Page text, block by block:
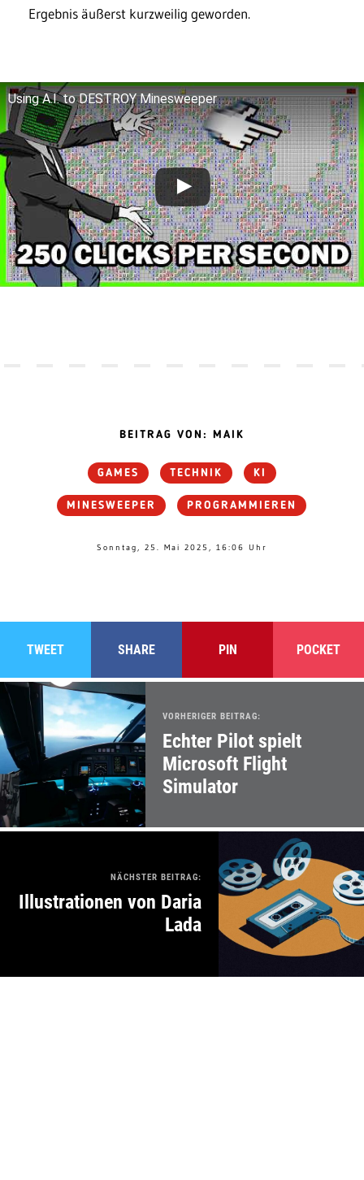
Ergebnis äußerst kurzweilig geworden.
Using A.I. to DESTROY Minesweeper
BEITRAG VON: MAIK
GAMES TECHNIK KI
MINESWEEPER PROGRAMMIEREN
Sonntag, 25. Mai 2025, 16:06 Uhr
TWEET SHARE PIN POCKET
VORHERIGER BEITRAG:
Echter Pilot spielt
Microsoft Flight
Simulator
NÄCHSTER BEITRAG:
Illustrationen von Daria
Lada